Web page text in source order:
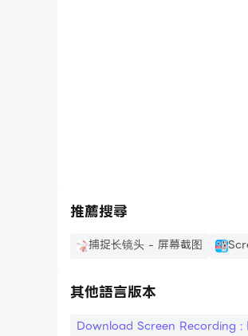
推薦搜尋
捕捉长镜头 - 屏幕截图
其他語言版本
Download Screen Recording